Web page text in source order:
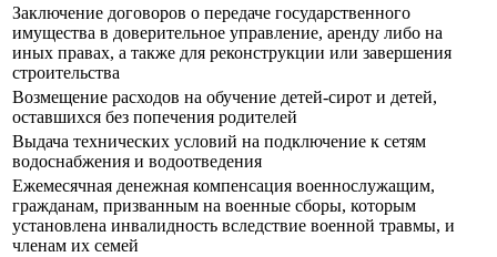
Заключение договоров о передаче государственного
имущества в доверительное управление, аренду либо на
иных правах, а также для реконструкции или завершения
строительства
Возмещение расходов на обучение детей-сирот и детей,
оставшихся без попечения родителей
Выдача технических условий на подключение к сетям
водоснабжения и водоотведения
Ежемесячная денежная компенсация военнослужащим,
гражданам, призванным на военные сборы, которым
установлена инвалидность вследствие военной травмы, и
членам их семей